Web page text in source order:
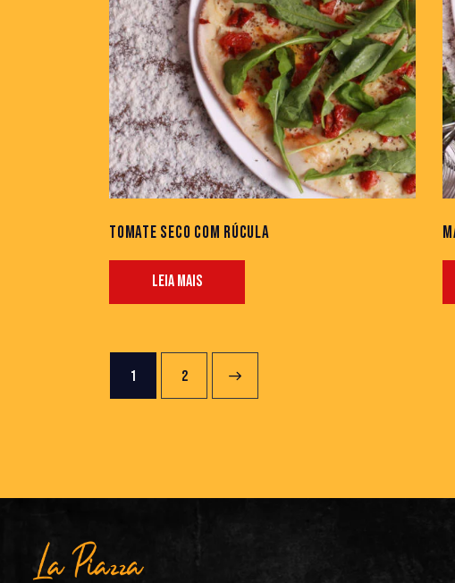
TOMATE SECO COM RÚCULA
LEIA MAIS
1 2